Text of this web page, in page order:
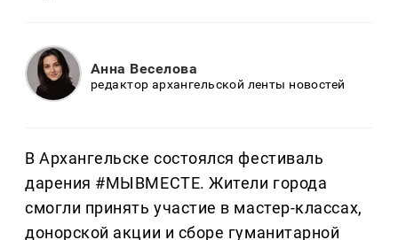
Анна Веселова
редактор архангельской ленты новостей
В Архангельске состоялся фестиваль
дарения #МЫВМЕСТЕ. Жители города
смогли принять участие в мастер-классах,
донорской акции и сборе гуманитарной